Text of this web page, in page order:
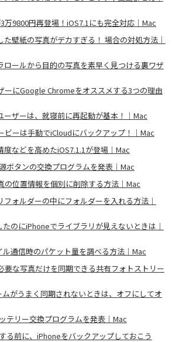
万9800円再登場！iOS7.1にも完全対応｜Mac
壁紙の写真がデカすぎる！ 場合の対処方法｜
ロールから目的の写真を素早く見つける裏ワザ
ーにGoogle Chromeをオススメする3つの理由
ーザーは、就寝前に再起動が基本！｜Mac
ビーは手動でiCloudにバックアップ！｜Mac
度などを高めたiOS7.1.1が登場｜Mac
ボタンの交換プログラムを発表｜Mac
の位置情報を個別に削除する方法｜Mac
ォルダーの中にフォルダーを入れる方法｜
のにiPhoneでライブラリが見えないときは｜
通信時のパケット量を調べる方法｜Mac
要な写真だけを同期できる共有フォトストリー
がうまく同期されないときは、オフにしてオ
テリー交換プログラムを発表｜Mac
る前に、iPhoneをバックアップしておこう